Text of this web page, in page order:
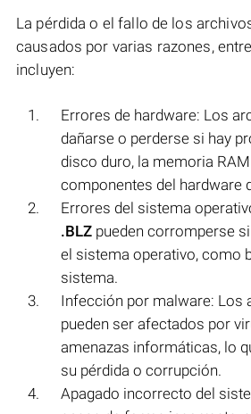
La pérdida o el fallo de los
causados por varias razones,
incluyen:
Errores de hardware: Los
dañarse o perderse si hay
disco duro, la memoria
componentes del hardware
Errores del sistema
.BLZ pueden corromperse
el sistema operativo, como
sistema.
Infección por malware: Los
pueden ser afectados por
amenazas informáticas, lo
su pérdida o corrupción.
Apagado incorrecto del